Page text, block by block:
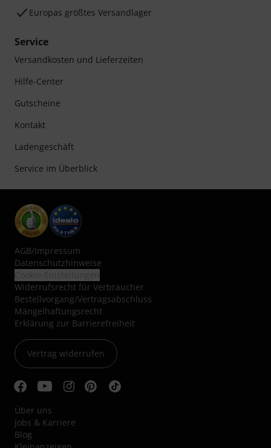
Europas größtes Versandlager
Service
Versandkosten und Lieferzeiten
Hilfe-Center
Gutscheine
Kontakt
Ladengeschäft
Service im Überblick
AGB/Impressum
Datenschutzhinweise
Widerrufsrecht für Verbraucher
Bestellvorgang/Vertragsabschluss
Mängelhaftungsrecht
Erklärung zur Barrierefreiheit
Vertrag widerrufen
Über uns
Jobs & Karriere
Blog